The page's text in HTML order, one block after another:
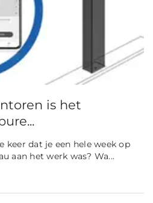
is het
keer dat je een hele week op
aan het werk was? Wa...